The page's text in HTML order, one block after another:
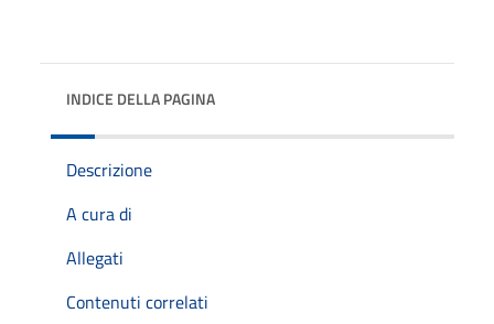
INDICE DELLA PAGINA
Descrizione
A cura di
Allegati
Contenuti correlati